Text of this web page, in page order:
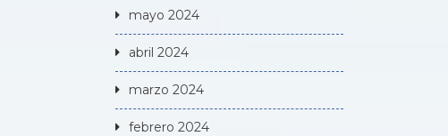
mayo 2024
abril 2024
marzo 2024
febrero 2024